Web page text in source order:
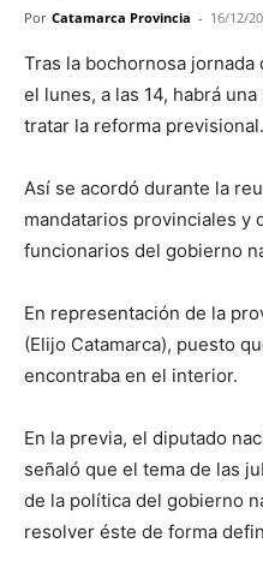
Por Catamarca Provincia - 16/12/
Tras la bochornosa
el lunes, a las 14, habrá
tratar la reforma previsional.
Así se acordó durante la
mandatarios provinciales y
funcionarios del gobierno
En representación de la
(Elijo Catamarca), puesto
encontraba en el interior.
En la previa, el diputado
señaló que el tema de las
de la política del gobierno
resolver éste de forma